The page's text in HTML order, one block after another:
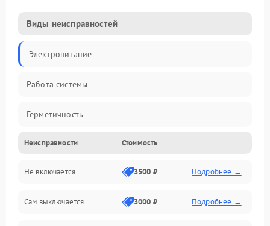
Виды неисправностей
Электропитание
Работа системы
Герметичность
Механика
Неисправности Стоимость
Не включается 3500 ₽ Подробнее →
Сам выключается 3000 ₽ Подробнее →